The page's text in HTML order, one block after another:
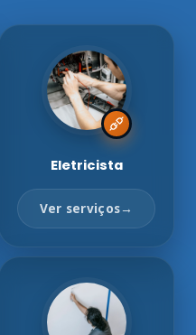
Eletricista
Ver serviços→